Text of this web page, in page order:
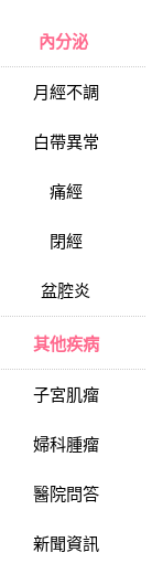
內分泌
月經不調
白帶異常
痛經
閉經
盆腔炎
其他疾病
子宮肌瘤
婦科腫瘤
醫院問答
新聞資訊